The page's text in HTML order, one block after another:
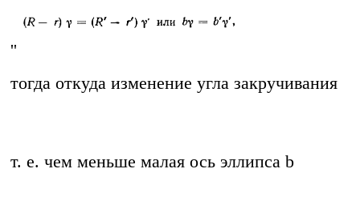
''
тогда откуда изменение угла закручивания
т. е. чем меньше малая ось эллипса b